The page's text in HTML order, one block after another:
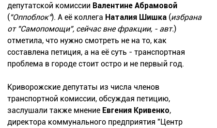
депутатской комиссии Валентине Абрамовой
("Оппоблок"). А её коллега Наталия Шишка (избрана
от "Самопомощи", сейчас вне фракции, - авт.)
отметила, что нужно смотреть не на то, как
составлена петиция, а на её суть - транспортная
проблема в городе стоит остро и не первый год.
Криворожские депутаты из числа членов
транспортной комиссии, обсуждая петицию,
заслушали также мнение Евгения Кривенко,
директора коммунального предприятия "Центр